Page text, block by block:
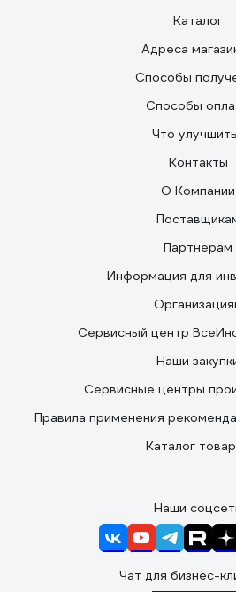
Каталог
Адреса
Способы
Способы
Что
Контакты
О Компании
Партнерам
Информация для
Сервисный центр
Наши
Сервисные центры
Правила применения
Каталог
Наши
Чат для бизнес-